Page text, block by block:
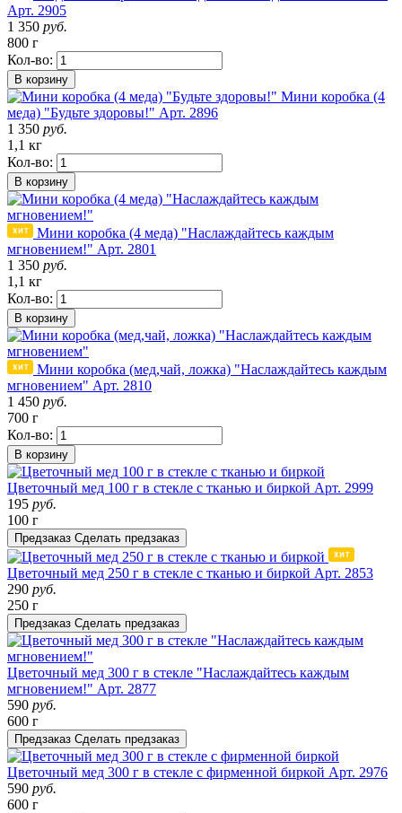
Арт. 2905
1 350 руб.
800 г
Кол-во:
В корзину
Мини коробка (4
меда) "Будьте здоровы!" Арт. 2896
1 350 руб.
1,1 кг
Кол-во:
В корзину
Мини коробка (4 меда) "Наслаждайтесь каждым
мгновением!" Арт. 2801
1 350 руб.
1,1 кг
Кол-во:
В корзину
Мини коробка (мед,чай, ложка) "Наслаждайтесь каждым
мгновением" Арт. 2810
1 450 руб.
700 г
Кол-во:
В корзину
Цветочный мед 100 г в стекле с тканью и биркой Арт. 2999
195 руб.
100 г
Предзаказ Сделать предзаказ
Цветочный мед 250 г в стекле с тканью и биркой Арт. 2853
290 руб.
250 г
Предзаказ Сделать предзаказ
Цветочный мед 300 г в стекле "Наслаждайтесь каждым
мгновением!" Арт. 2877
590 руб.
600 г
Предзаказ Сделать предзаказ
Цветочный мед 300 г в стекле с фирменной биркой Арт. 2976
590 руб.
600 г